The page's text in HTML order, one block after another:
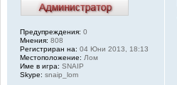
Предупреждения: 0
Мнения: 808
Регистриран на: 04 Юни 2013, 18:13
Местоположение: Лом
Име в игра: SNAIP
Skype: snaip_lom